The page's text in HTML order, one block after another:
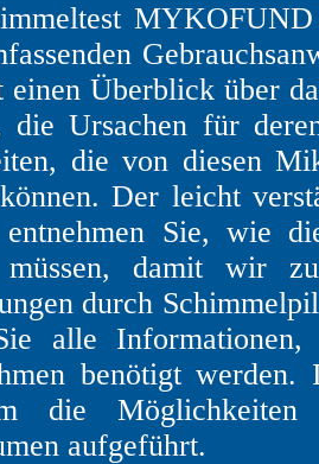
einen Überblick über
die Ursachen für
die von diesen
Der leicht
Sie, wie
damit wir
durch
alle
benötigt
die
aufgeführt.